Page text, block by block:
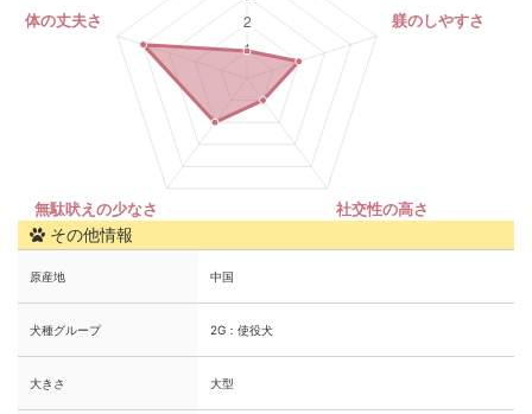
その他情報
原産地 中国
犬種グループ 2G：使役犬
大きさ 大型